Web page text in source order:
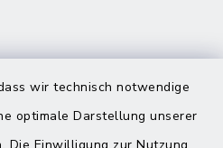
wir technisch notwendige
optimale Darstellung unserer